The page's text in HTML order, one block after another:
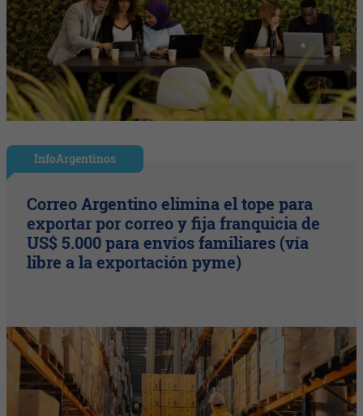
InfoArgentinos
Correo Argentino elimina el tope para
exportar por correo y fija franquicia de
US$ 5.000 para envíos familiares (vía
libre a la exportación pyme)